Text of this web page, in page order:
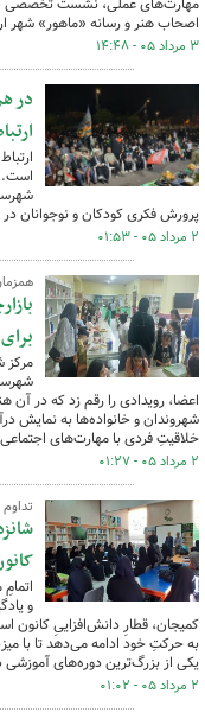
اصحاب هنر و رسانه «ماهور» شهر
۳ مرداد ۰۵ - ۱۴:۴۸
در
است.
پرورش فکری کودکان و نوجوانان
۲ مرداد ۰۵ - ۰۱:۵۳
مرکز
اعضا، رویدادی را رقم زد که در آن
شهروندان و خانواده‌ها به نمایش
خلاقیتِ فردی با مهارت‌های اجتماعی
۲ مرداد ۰۵ - ۰۱:۲۷
و
کمیجان، قطارِ دانش‌افزاییِ کانون
به حرکتِ خود ادامه می‌دهد تا با
یکی از بزرگ‌ترین دوره‌های
۲ مرداد ۰۵ - ۰۱:۰۲